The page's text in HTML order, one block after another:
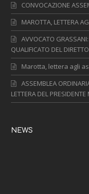
CONVOCAZIONE
MAROTTA, LETTERA
AVVOCATO
QUALIFICATO DEL
Marotta, lettera agli
ASSEMBLEA
LETTERA DEL
NEWS